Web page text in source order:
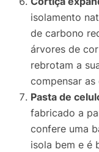
isolamento
de carbono
árvores de
rebrotam a
compensar as
Pasta de
fabricado a
confere uma
isola bem e é